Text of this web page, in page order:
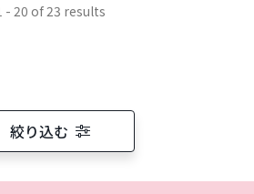
- 20 of 23 results
絞り込む